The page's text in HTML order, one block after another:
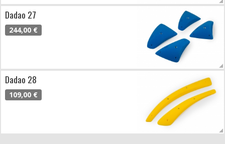
Dadao 27
244,00 €
Dadao 28
109,00 €